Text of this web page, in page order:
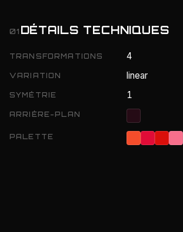
01 DÉTAILS TECHNIQUES
TRANSFORMATIONS 4
VARIATION linear
SYMÉTRIE 1
ARRIÈRE-PLAN
PALETTE